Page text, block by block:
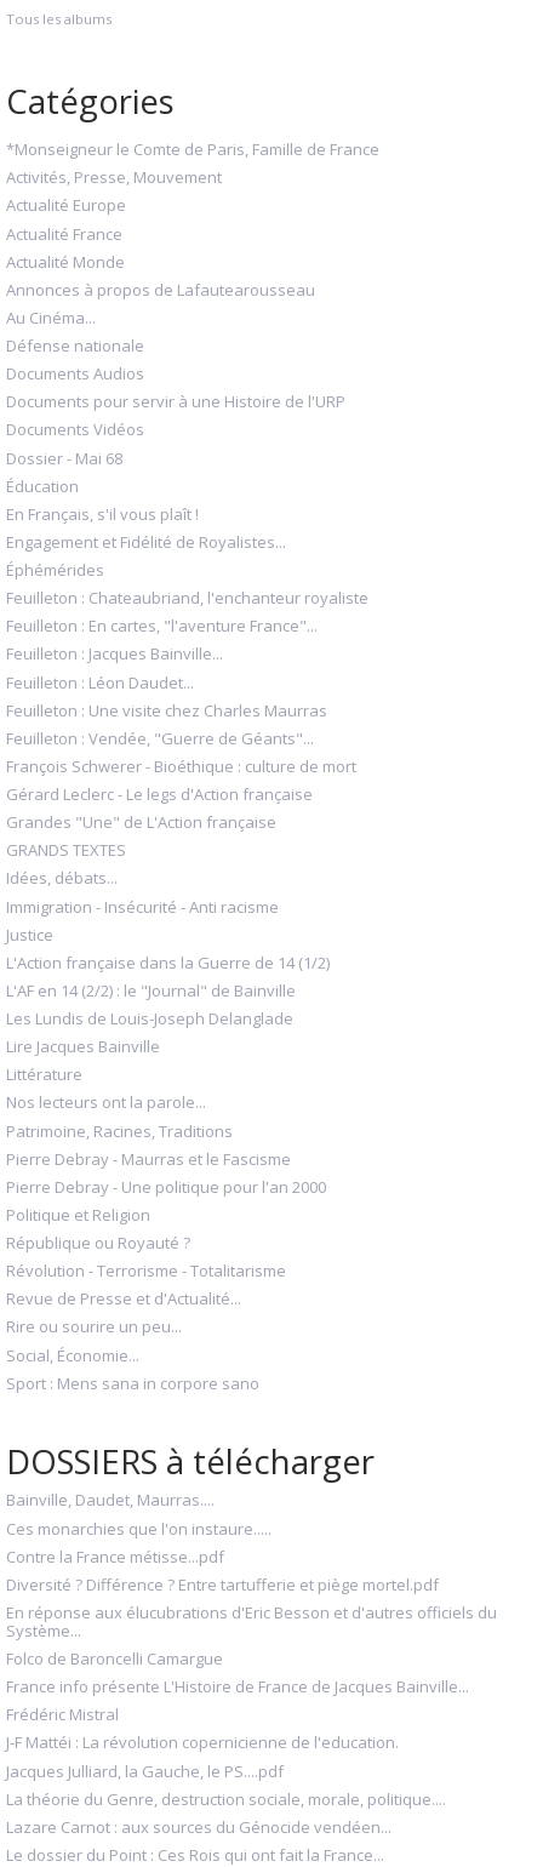
Tous les albums
Catégories
*Monseigneur le Comte de Paris, Famille de France
Activités, Presse, Mouvement
Actualité Europe
Actualité France
Actualité Monde
Annonces à propos de Lafautearousseau
Au Cinéma...
Défense nationale
Documents Audios
Documents pour servir à une Histoire de l'URP
Documents Vidéos
Dossier - Mai 68
Éducation
En Français, s'il vous plaît !
Engagement et Fidélité de Royalistes...
Éphémérides
Feuilleton : Chateaubriand, l'enchanteur royaliste
Feuilleton : En cartes, "l'aventure France"...
Feuilleton : Jacques Bainville...
Feuilleton : Léon Daudet...
Feuilleton : Une visite chez Charles Maurras
Feuilleton : Vendée, "Guerre de Géants"...
François Schwerer - Bioéthique : culture de mort
Gérard Leclerc - Le legs d'Action française
Grandes "Une" de L'Action française
GRANDS TEXTES
Idées, débats...
Immigration - Insécurité - Anti racisme
Justice
L'Action française dans la Guerre de 14 (1/2)
L'AF en 14 (2/2) : le "Journal" de Bainville
Les Lundis de Louis-Joseph Delanglade
Lire Jacques Bainville
Littérature
Nos lecteurs ont la parole...
Patrimoine, Racines, Traditions
Pierre Debray - Maurras et le Fascisme
Pierre Debray - Une politique pour l'an 2000
Politique et Religion
République ou Royauté ?
Révolution - Terrorisme - Totalitarisme
Revue de Presse et d'Actualité...
Rire ou sourire un peu...
Social, Économie...
Sport : Mens sana in corpore sano
DOSSIERS à télécharger
Bainville, Daudet, Maurras....
Ces monarchies que l'on instaure.....
Contre la France métisse...pdf
Diversité ? Différence ? Entre tartufferie et piège mortel.pdf
En réponse aux élucubrations d'Eric Besson et d'autres officiels du
Système...
Folco de Baroncelli Camargue
France info présente L'Histoire de France de Jacques Bainville...
Frédéric Mistral
J-F Mattéi : La révolution copernicienne de l'education.
Jacques Julliard, la Gauche, le PS....pdf
La théorie du Genre, destruction sociale, morale, politique....
Lazare Carnot : aux sources du Génocide vendéen...
Le dossier du Point : Ces Rois qui ont fait la France...